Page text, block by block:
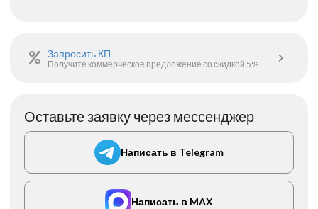
Запросить КП
Получите коммерческое предложение со скидкой 5%
Оставьте заявку через мессенджер
Написать в Telegram
Написать в MAX